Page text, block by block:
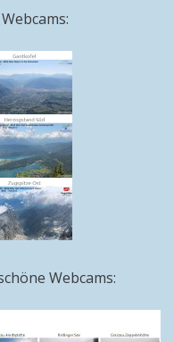
Webcams: